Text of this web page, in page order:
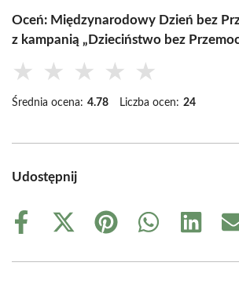
Oceń: Międzynarodowy Dzień bez
z kampanią „Dzieciństwo bez
★ ★ ★ ★ ★
Średnia ocena: 4.78 Liczba ocen: 24
Udostępnij
Share
Share
(Twitter)
Share
Share
Share